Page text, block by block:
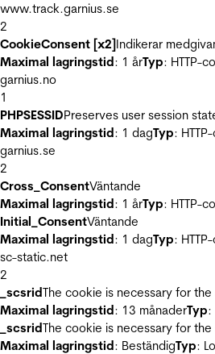
www.track.garnius.se
2
CookieConsent [x2]Indikerar
Maximal lagringstid: 1 årTyp: HTTP-
garnius.no
1
PHPSESSIDPreserves user session
Maximal lagringstid: 1 dagTyp:
garnius.se
2
Cross_ConsentVäntande
Maximal lagringstid: 1 årTyp: HTTP-
Initial_ConsentVäntande
Maximal lagringstid: 1 dagTyp:
sc-static.net
2
_scsridThe cookie is necessary for
Maximal lagringstid: 13 månaderTyp:
_scsridThe cookie is necessary for
Maximal lagringstid: BeständigTyp: